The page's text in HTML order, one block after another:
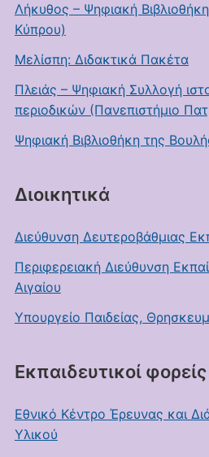
Λήκυθος – Ψηφιακή
Κύπρου)
Μελίσπη: Διδακτικά Πακέτα
Πλειάς – Ψηφιακή Συλλογή
περιοδικών (Πανεπιστήμιο
Ψηφιακή Βιβλιοθήκη της
Διοικητικά
Διεύθυνση Δευτεροβάθμιας
Περιφερειακή Διεύθυνση
Αιγαίου
Υπουργείο Παιδείας,
Εκπαιδευτικοί φορείς
Εθνικό Κέντρο Έρευνας και
Υλικού